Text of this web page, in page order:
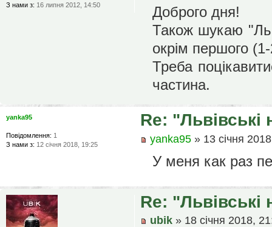
Доброго дня!
Також шукаю
окрім першого
Треба
частина.
З нами з: 16 липня 2012, 14:50
Re: "Львівські
yanka95» 13 січня
У меня как раз
yanka95
Повідомлення: 1
З нами з: 12 січня 2018, 19:25
Re: "Львівські
ubik» 18 січня 2018,